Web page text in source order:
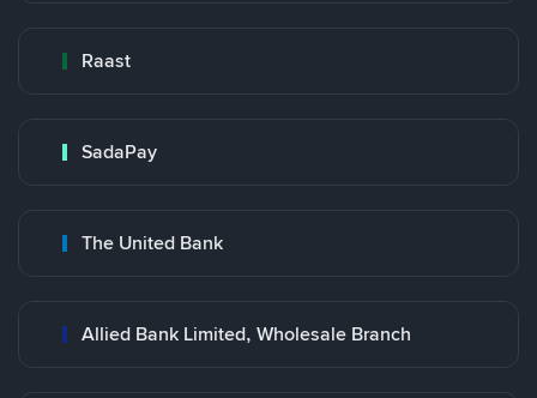
Raast
SadaPay
The United Bank
Allied Bank Limited, Wholesale Branch